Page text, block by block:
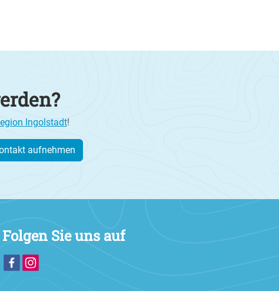
Ingolstadt!
aufnehmen
Folgen Sie uns auf